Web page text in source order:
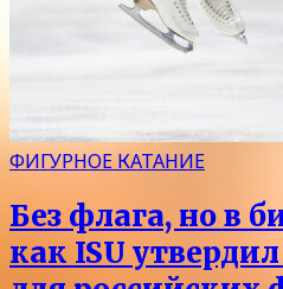
ФИГУРНОЕ КАТАНИЕ
Без флага, но в
как ISU